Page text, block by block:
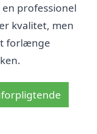
professionel
kvalitet, men
forlænge